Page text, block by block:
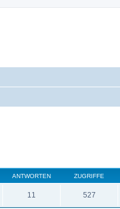
ANTWORTEN ZUGRIFFE
11 527